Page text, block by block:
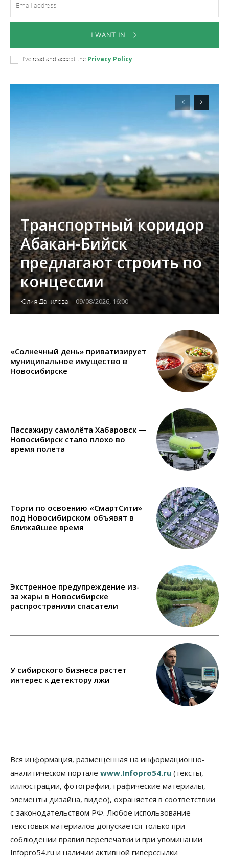
I WANT IN
I've read and accept the Privacy Policy.
Транспортный коридор
Абакан-Бийск
предлагают строить по
концессии
Юлия Данилова - 09/08/2026, 16:00
«Солнечный день» приватизирует
муниципальное имущество в
Новосибирске
Пассажиру самолёта Хабаровск —
Новосибирск стало плохо во
время полета
Торги по освоению «СмартСити»
под Новосибирском объявят в
ближайшее время
Экстренное предупреждение из-
за жары в Новосибирске
распространили спасатели
У сибирского бизнеса растет
интерес к детектору лжи
Вся информация, размещенная на информационно-
аналитическом портале www.Infopro54.ru (тексты,
иллюстрации, фотографии, графические материалы,
элементы дизайна, видео), охраняется в соответствии
с законодательством РФ. Любое использование
текстовых материалов допускается только при
соблюдении правил перепечатки и при упоминании
Infopro54.ru и наличии активной гиперссылки